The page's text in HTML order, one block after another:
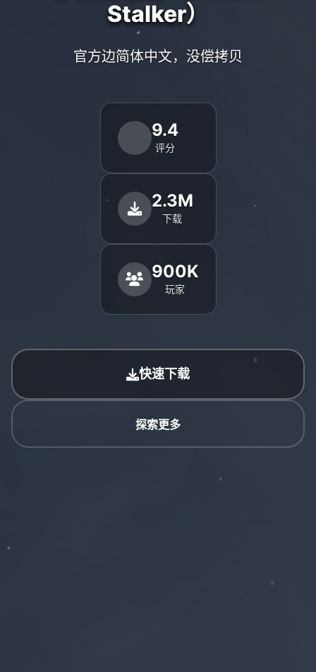
Stalker）
官方边简体中文，没偿拷贝
9.4
评分
2.3M
下载
900K
玩家
快速下载
探索更多